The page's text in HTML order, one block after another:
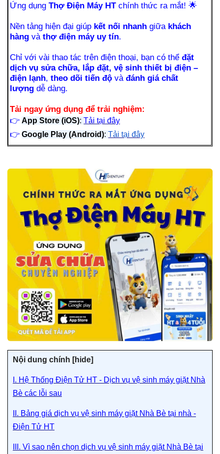
Ứng dụngThợ Điện Máy HTchính thức ra mắt!🌟
Nền tảng hiện đại giúp kết nối nhanh giữa khách
hàng vàthợ điện máy uy tín.
Chỉ với vài thao tác trên điện thoại, bạn có thểđặt
dịch vụ sửa chữa, lắp đặt, vệ sinh thiết bị điện –
điện lạnh,theo dõi tiến độ vàđánh giá chất
lượng dễ dàng.
Tải ngay ứng dụng để trải nghiệm:
👉 App Store (iOS):Tải tại đây
👉 Google Play (Android):Tải tại đây
Nội dung chính [hide]
I. Hệ Thống Điện Tử HT - Dịch vụ vệ sinh máy giặt Nhà
Bè các lỗi sau
II. Bảng giá dịch vụ vệ sinh máy giặt Nhà Bè tại nhà -
Điện Tử HT
III. Vì sao nên chọn dịch vụ vệ sinh máy giặt Nhà Bè tại